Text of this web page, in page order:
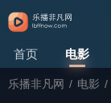
首页 电影
乐播非凡网 / 电影 /